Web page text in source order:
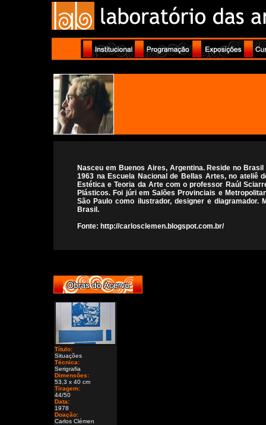
Nasceu em Buenos Aires, Argentina. Reside no
1963 na Escuela Nacional de Bellas Artes, no ateliê
Estética e Teoria da Arte com o professor Raúl
Plásticos. Foi júri em Salões Provinciais e
São Paulo como ilustrador, designer e
Brasil.
Fonte: http://carlosclemen.blogspot.com.br/
Título:
Situações
Técnica:
Serigrafia
Dimensões:
53,3 x 40 cm
Tiragem:
44/50
Data:
1978
Doação:
Carlos Clémen